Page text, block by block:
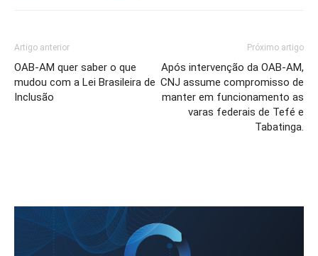
Artigo anterior
OAB-AM quer saber o que
mudou com a Lei Brasileira de
Inclusão
Próximo artigo
Após intervenção da OAB-AM,
CNJ assume compromisso de
manter em funcionamento as
varas federais de Tefé e
Tabatinga.